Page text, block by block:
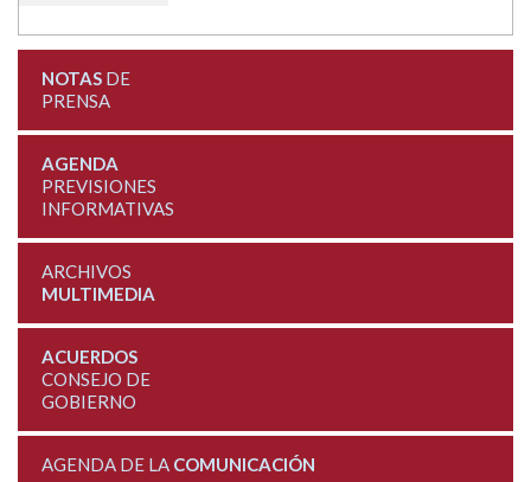
NOTASDE
PRENSA
AGENDA
PREVISIONES
INFORMATIVAS
ARCHIVOS
MULTIMEDIA
ACUERDOS
CONSEJO DE
GOBIERNO
AGENDA DE LA COMUNICACIÓN